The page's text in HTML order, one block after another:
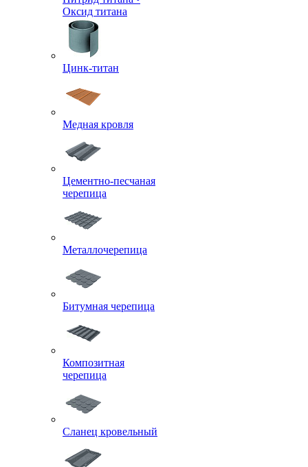
Оксид титана
Цинк-титан
Медная кровля
Цементно-песчаная
черепица
Металлочерепица
Битумная черепица
Композитная
черепица
Сланец кровельный